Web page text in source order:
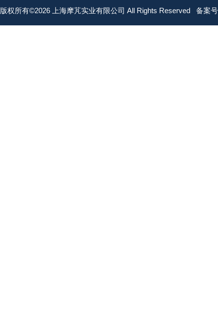
版权所有©2026 上海摩芃实业有限公司 All Rights Reserved 备案